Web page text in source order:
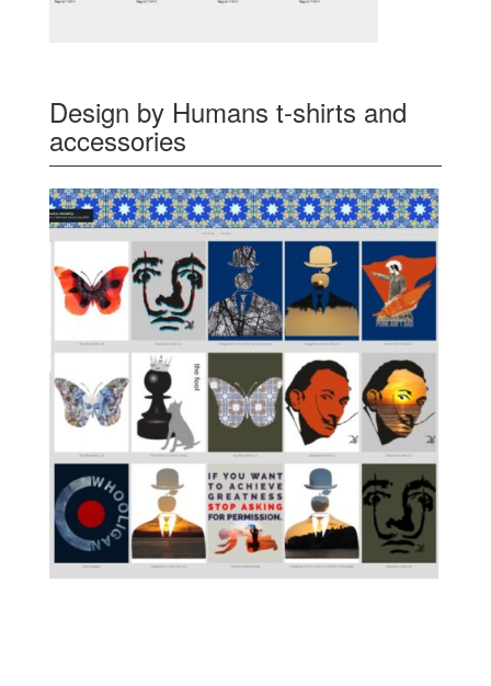
Design by Humans t-shirts and
accessories